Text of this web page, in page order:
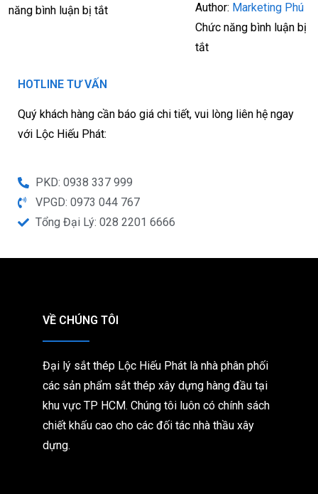
năng bình luận bị tắt
Author: Marketing Phú
Chức năng bình luận bị
tắt
HOTLINE TƯ VẤN
Quý khách hàng cần báo giá chi tiết, vui lòng liên hệ ngay
với Lộc Hiếu Phát:
PKD: 0938 337 999
VPGD: 0973 044 767
Tổng Đại Lý: 028 2201 6666
VỀ CHÚNG TÔI
Đại lý sắt thép Lộc Hiếu Phát là nhà phân phối
các sản phẩm sắt thép xây dựng hàng đầu tại
khu vực TP HCM. Chúng tôi luôn có chính sách
chiết khấu cao cho các đối tác nhà thầu xây
dựng.